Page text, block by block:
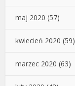
maj 2020 (57)
kwiecień 2020 (59)
marzec 2020 (63)